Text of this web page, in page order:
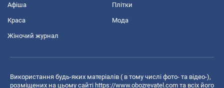
Афіша Плітки
Краса Мода
Жіночий журнал
Використання будь-яких матеріалів ( в тому числі фото- та відео-),
розміщених на цьому сайті https://www.obozrevatel.com та всіх його